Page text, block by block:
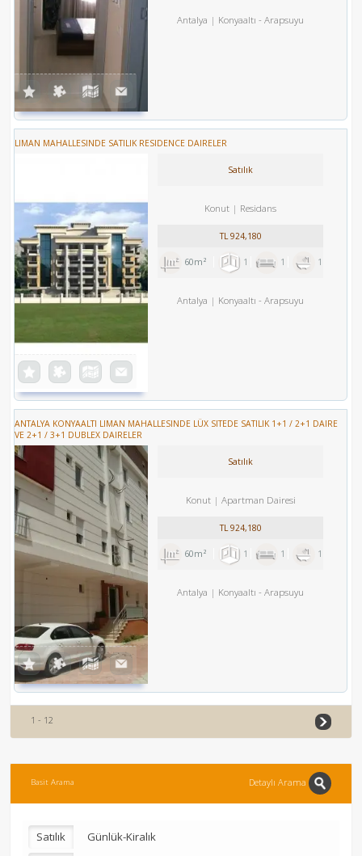
Antalya Konyaaltı -Arapsuyu
LIMAN MAHALLESINDE SATILIK RESIDENCE DAIRELER
Satılık
Konut Residans
TL924,180
60m² 1 1 1
Antalya Konyaaltı -Arapsuyu
ANTALYA KONYAALTI LIMAN MAHALLESINDE LÜX SITEDE SATILIK 1+1 / 2+1 DAIRE
VE 2+1 / 3+1 DUBLEX DAIRELER
Satılık
Konut Apartman Dairesi
TL924,180
60m² 1 1 1
Antalya Konyaaltı -Arapsuyu
1 - 12
Basit Arama Detaylı Arama
Satılık
Günlük-Kiralık